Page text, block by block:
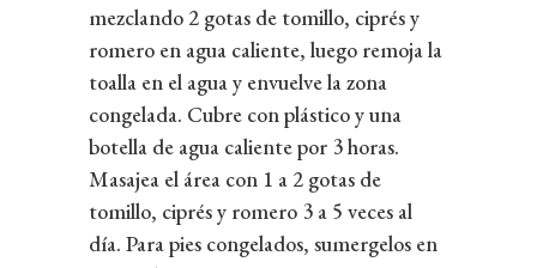
mezclando 2 gotas de tomillo, ciprés y
romero en agua caliente, luego remoja la
toalla en el agua y envuelve la zona
congelada. Cubre con plástico y una
botella de agua caliente por 3 horas.
Masajea el área con 1 a 2 gotas de
tomillo, ciprés y romero 3 a 5 veces al
día. Para pies congelados, sumergelos en